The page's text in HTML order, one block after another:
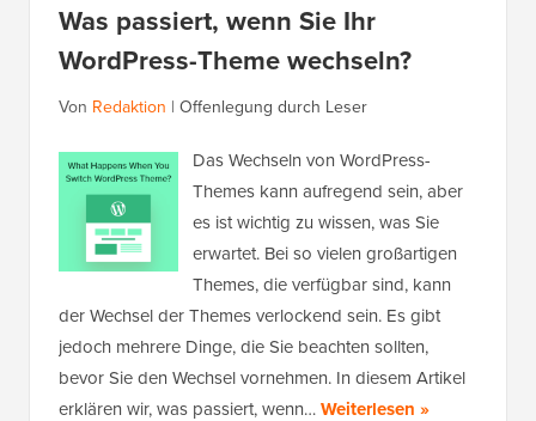
Was passiert, wenn Sie Ihr
WordPress-Theme wechseln?
Von Redaktion | Offenlegung durch Leser
Das Wechseln von WordPress-
Themes kann aufregend sein, aber
es ist wichtig zu wissen, was Sie
erwartet. Bei so vielen großartigen
Themes, die verfügbar sind, kann
der Wechsel der Themes verlockend sein. Es gibt
jedoch mehrere Dinge, die Sie beachten sollten,
bevor Sie den Wechsel vornehmen. In diesem Artikel
erklären wir, was passiert, wenn…Weiterlesen »